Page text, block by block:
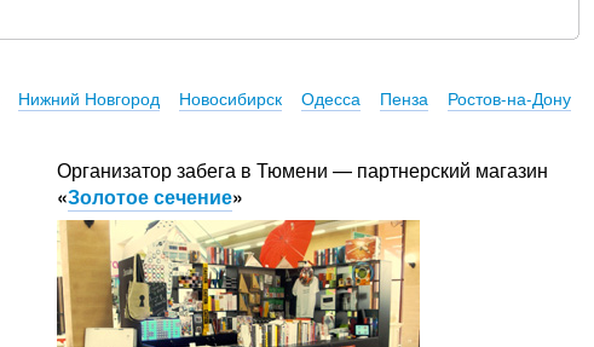
Нижний Новгород Новосибирск Одесса Пенза
Ростов-на-Дону
Организатор забега в Тюмени — партнерский магазин
«Золотое сечение»